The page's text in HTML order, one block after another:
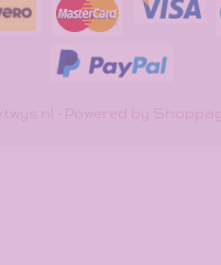
- Powered by